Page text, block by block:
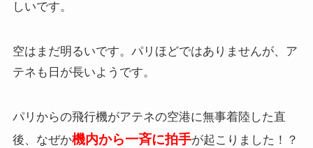
しいです。
空はまだ明るいです。パリほどではありませんが、ア
テネも日が長いようです。
パリからの飛行機がアテネの空港に無事着陸した直
後、なぜか機内から一斉に拍手が起こりました！？